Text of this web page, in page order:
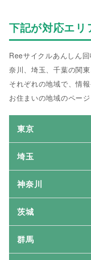
下記が対応エリ
Reeサイクルあんしん
奈川、埼玉、千葉の関
それぞれの地域で、情
お住まいの地域のページ
東京
埼玉
神奈川
茨城
群馬